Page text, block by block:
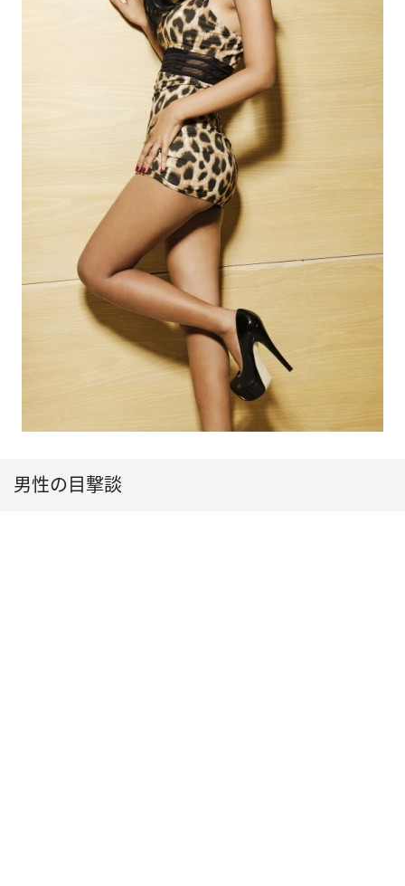
男性の目撃談